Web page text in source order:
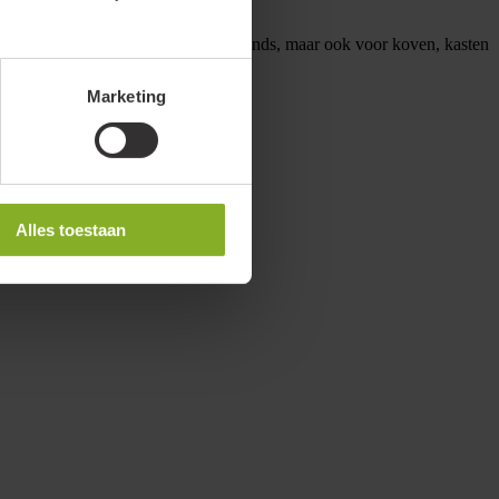
Marketing
Alles toestaan
als basisverlichting in plafonds, maar ook voor koven, kasten